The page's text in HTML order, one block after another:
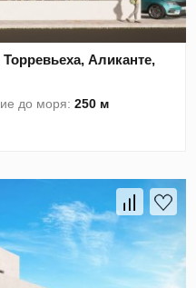
Аликанте,
до моря:250 м